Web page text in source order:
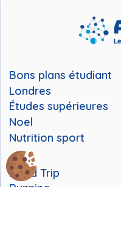
Bons plans étudiant
Londres
Études supérieures
Noel
Nutrition sport
Road Trip
Running